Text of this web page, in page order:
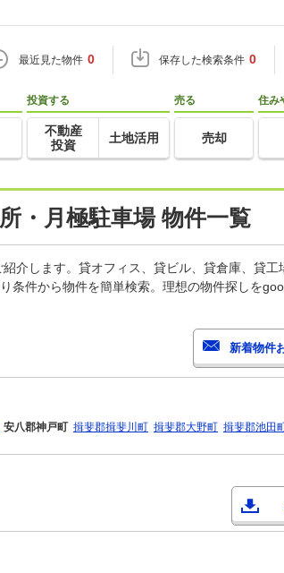
最近見た物件 0 保存した検索条件 0
投資する
不動産
投資
土地活用
売る
売却
住み
・月極駐車場 物件一覧
介します。貸オフィス、貸ビル、貸倉庫、貸工
条件から物件を簡単検索。理想の物件探しを
安八郡神戸町 揖斐郡揖斐川町 揖斐郡大野町 揖斐郡池田